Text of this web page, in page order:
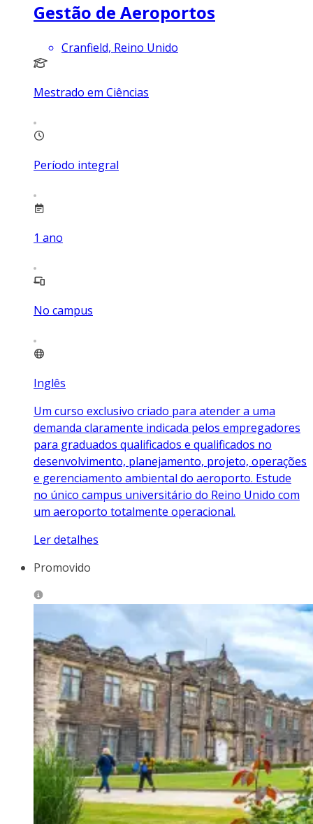
Gestão de Aeroportos
Cranfield, Reino Unido
Mestrado em Ciências
Período integral
1 ano
No campus
Inglês
Um curso exclusivo criado para atender a uma
demanda claramente indicada pelos empregadores
para graduados qualificados e qualificados no
desenvolvimento, planejamento, projeto, operações
e gerenciamento ambiental do aeroporto. Estude
no único campus universitário do Reino Unido com
um aeroporto totalmente operacional.
Ler detalhes
Promovido